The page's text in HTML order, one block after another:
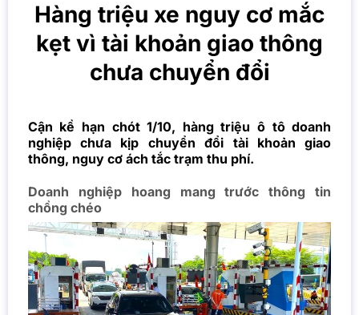
Hàng triệu xe nguy cơ mắc
kẹt vì tài khoản giao thông
chưa chuyển đổi
Cận kề hạn chót 1/10, hàng triệu ô tô doanh
nghiệp chưa kịp chuyển đổi tài khoản giao
thông, nguy cơ ách tắc trạm thu phí.
Doanh nghiệp hoang mang trước thông tin
chồng chéo